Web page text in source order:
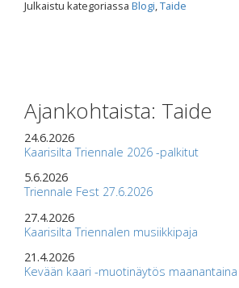
Julkaistu kategoriassa Blogi,Taide
Ajankohtaista: Taide
24.6.2026
Kaarisilta Triennale 2026 -palkitut
5.6.2026
Triennale Fest 27.6.2026
27.4.2026
Kaarisilta Triennalen musiikkipaja
21.4.2026
Kevään kaari -muotinäytös maanantaina